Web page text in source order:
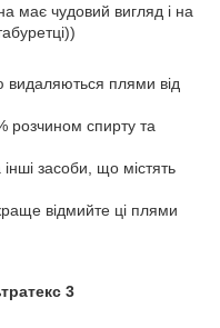
має чудовий вигляд і на
видаляються плями від
розчином спирту та
інші засоби, що містять
відмийте ці плями
3